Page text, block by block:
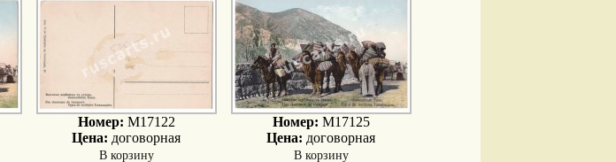
Номер: M17122
Цена: договорная
В корзину
Номер: M17125
Цена: договорная
В корзину